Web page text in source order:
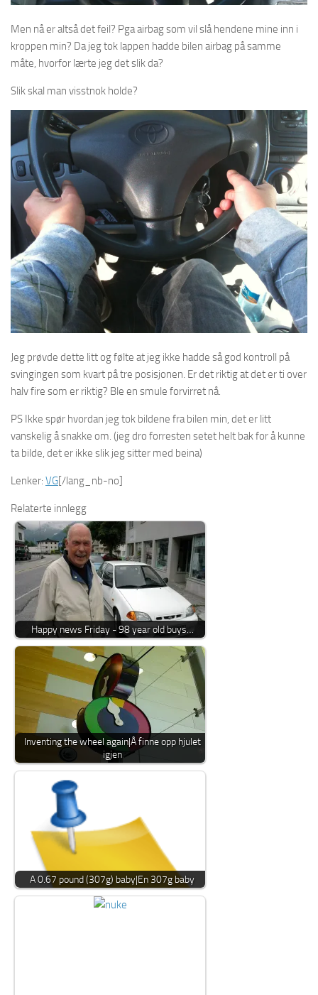
Men nå er altså det feil? Pga airbag som vil slå hendene mine inn i
kroppen min? Da jeg tok lappen hadde bilen airbag på samme
måte, hvorfor lærte jeg det slik da?
Slik skal man visstnok holde?
Jeg prøvde dette litt og følte at jeg ikke hadde så god kontroll på
svingingen som kvart på tre posisjonen. Er det riktig at det er ti over
halv fire som er riktig? Ble en smule forvirret nå.
PS Ikke spør hvordan jeg tok bildene fra bilen min, det er litt
vanskelig å snakke om. (jeg dro forresten setet helt bak for å kunne
ta bilde, det er ikke slik jeg sitter med beina)
Lenker: VG[/lang_nb-no]
Relaterte innlegg
Happy news Friday - 98 year old buys…
Inventing the wheel again|Å finne opp hjulet
igjen
A 0.67 pound (307g) baby|En 307g baby